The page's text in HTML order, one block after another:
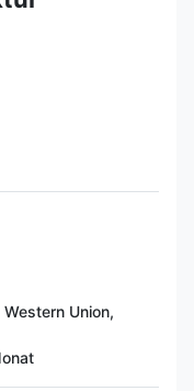
Union,